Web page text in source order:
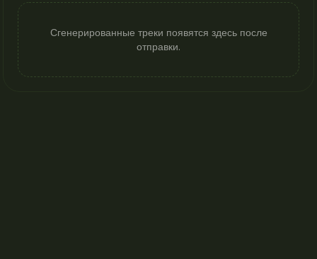
Сгенерированные треки появятся здесь после
отправки.